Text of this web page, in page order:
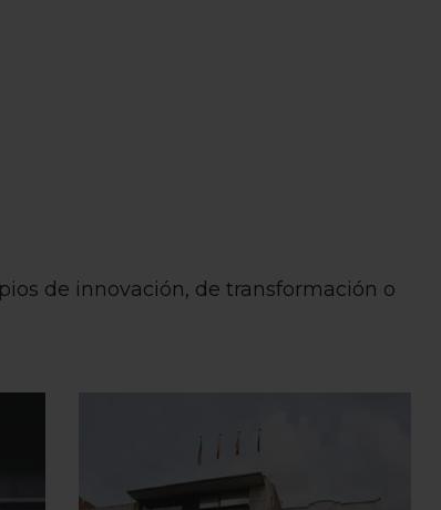
de innovación, de transformación o